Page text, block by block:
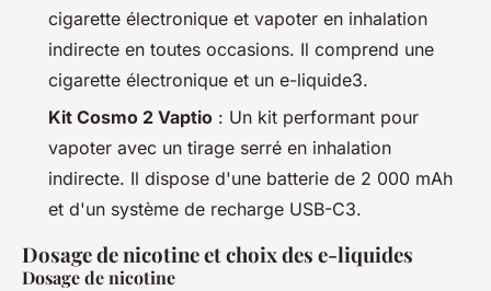
cigarette électronique et vapoter en inhalation
indirecte en toutes occasions. Il comprend une
cigarette électronique et un e-liquide3.
Kit Cosmo 2 Vaptio : Un kit performant pour
vapoter avec un tirage serré en inhalation
indirecte. Il dispose d'une batterie de 2 000 mAh
et d'un système de recharge USB-C3.
Dosage de nicotine et choix des e-liquides
Dosage de nicotine